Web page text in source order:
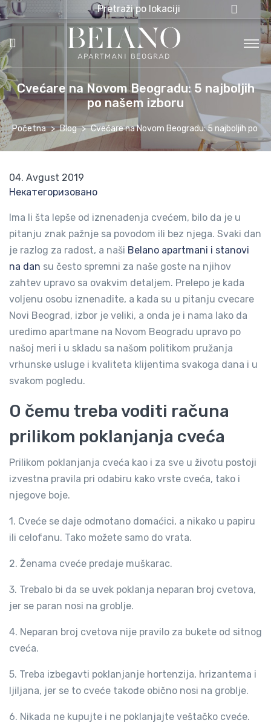
Pretraži po lokaciji
Cvećare na Novom Beogradu: 5 najboljih
po našem izboru
Početna Blog Cvećare na Novom Beogradu: 5 najboljih po
04. Avgust 2019
Некатегоризовано
Ima li šta lepše od iznenađenja cvećem, bilo da je u
pitanju znak pažnje sa povodom ili bez njega. Svaki dan
je razlog za radost, a naši Belano apartmani i stanovi
na dan su često spremni za naše goste na njihov
zahtev upravo sa ovakvim detaljem. Prelepo je kada
voljenu osobu iznenadite, a kada su u pitanju cvecare
Novi Beograd, izbor je veliki, a onda je i nama lako da
uredimo apartmane na Novom Beogradu upravo po
našoj meri i u skladu sa našom politikom pružanja
vrhunske usluge i kvaliteta klijentima svakoga dana i u
svakom pogledu.
O čemu treba voditi računa
prilikom poklanjanja cveća
Prilikom poklanjanja cveća kao i za sve u životu postoji
izvestna pravila pri odabiru kako vrste cveća, tako i
njegove boje.
1. Cveće se daje odmotano domaćici, a nikako u papiru
ili celofanu. Tako možete samo do vrata.
2. Ženama cveće predaje muškarac.
3. Trebalo bi da se uvek poklanja neparan broj cvetova,
jer se paran nosi na groblje.
4. Neparan broj cvetova nije pravilo za bukete od sitnog
cveća.
5. Treba izbegavti poklanjanje hortenzija, hrizantema i
ljiljana, jer se to cveće takođe obično nosi na groblje.
6. Nikada ne kupujte i ne poklanjajte veštačko cveće.